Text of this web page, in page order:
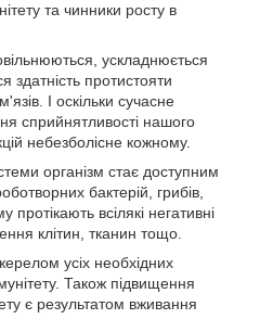
та чинники росту в
ускладнюється
здатність протистояти
І оскільки сучасне
сприйнятливості нашого
небезболісне кожному.
організм стає доступним
бактерій, грибів,
протікають всілякі негативні
клітин, тканин тощо.
усіх необхідних
Також підвищення
є результатом вживання